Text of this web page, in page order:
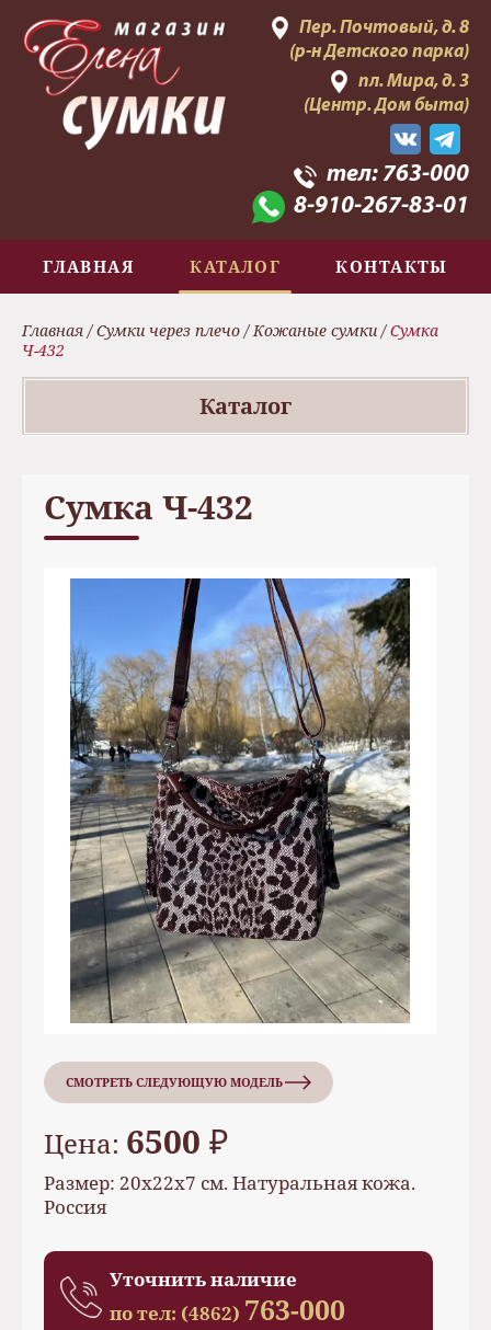
Пер. Почтовый, д. 8
(р-н Детского парка)
пл. Мира, д. 3
(Центр. Дом быта)
тел:763-000
8-910-267-83-01
ГЛАВНАЯ КАТАЛОГ КОНТАКТЫ
Главная/Сумки через плечо/Кожаные сумки /Сумка
Ч-432
Каталог
Сумка Ч-432
СМОТРЕТЬ СЛЕДУЮЩУЮ МОДЕЛЬ
Цена: 6500 ₽
Размер: 20х22х7 см. Натуральная кожа.
Россия
Уточнить наличие
по тел: (4862) 763-000